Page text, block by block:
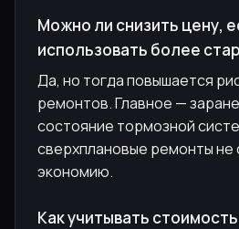
Можно ли снизить цену,
использовать более
Да, но тогда повышается
ремонтов. Главное —
состояние тормозной
сверхплановые ремонты не
экономию.
Как учитывать